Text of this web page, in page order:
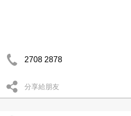
2708 2878
分享給朋友